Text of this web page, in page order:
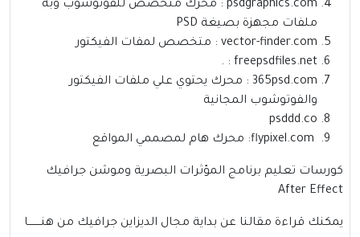
psdgraphics.com : محرك متخصص للفوتوشوب وبة
ملفات مجهزة بصيغة PSD
vector-finder.com : متخصص لمفات الفيكتور
freepsdfiles.net
: .
365psd.com : محرك يحتوي علي ملفات الفيكتور
والفوتوشوب المجانية
psddd.co
flypixel.com: محرك هام لمصممي المواقع
كورسات تعليم برنامج المؤثرات البصرية وموشن جرافيك
After Effect
يمكنك قراءة مقالنا عن بداية مجال الديزاين جرافيك من هنــــــــا